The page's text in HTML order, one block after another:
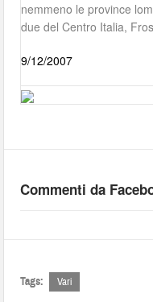
nemmeno le province
due del Centro Italia,
9/12/2007
Commenti da
Tags: Vari